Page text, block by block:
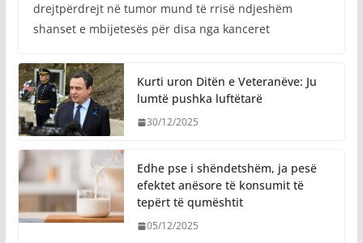
drejtpërdrejt në tumor mund të rrisë ndjeshëm
shanset e mbijetesës për disa nga kanceret
Kurti uron Ditën e Veteranëve: Ju
lumtë pushka luftëtarë
30/12/2025
Edhe pse i shëndetshëm, ja pesë
efektet anësore të konsumit të
tepërt të qumështit
05/12/2025